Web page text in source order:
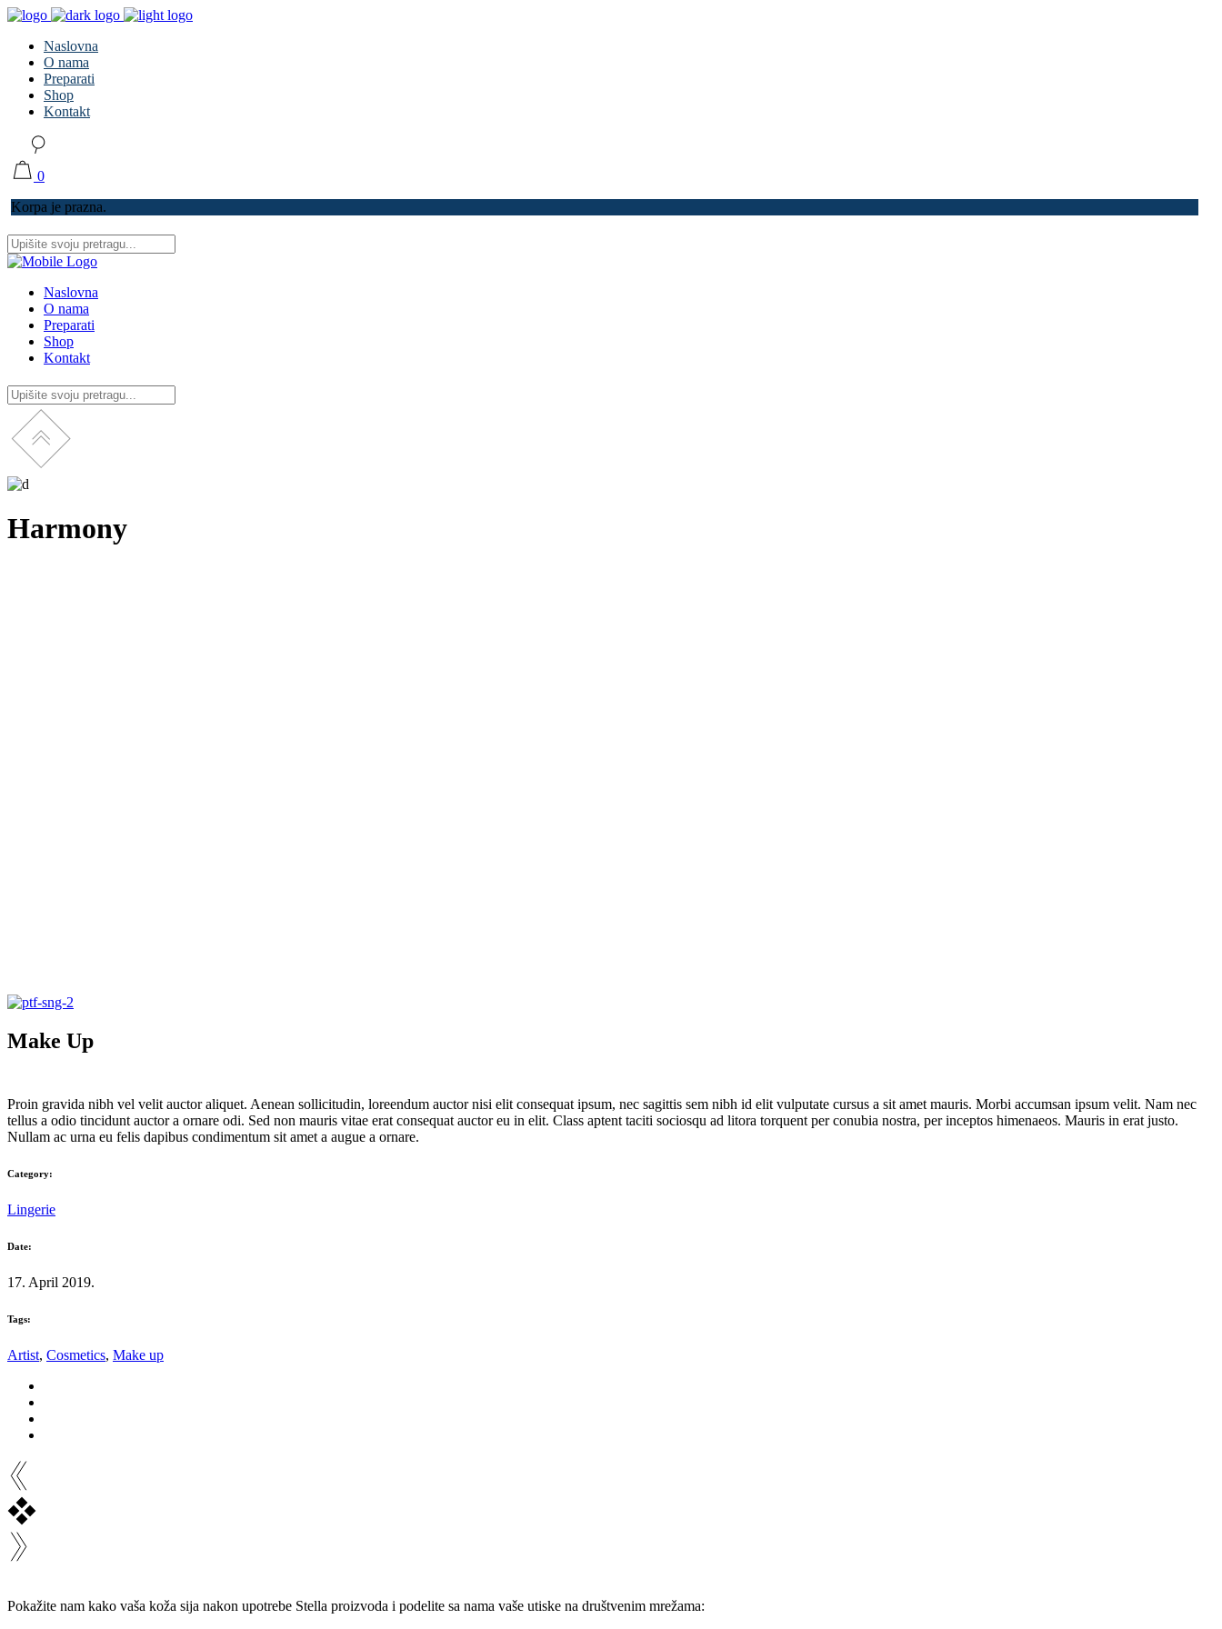
Naslovna
O nama
Preparati
Shop
Kontakt
0
Korpa je prazna.
Naslovna
O nama
Preparati
Shop
Kontakt
Harmony
Make Up
Proin gravida nibh vel velit auctor aliquet. Aenean sollicitudin, loreendum auctor nisi elit consequat ipsum, nec sagittis sem nibh id elit vulputate cursus a sit amet mauris. Morbi accumsan ipsum velit. Nam nec
tellus a odio tincidunt auctor a ornare odi. Sed non mauris vitae erat consequat auctor eu in elit. Class aptent taciti sociosqu ad litora torquent per conubia nostra, per inceptos himenaeos. Mauris in erat justo.
Nullam ac urna eu felis dapibus condimentum sit amet a augue a ornare.
Category:
Lingerie
Date:
17. April 2019.
Tags:
Artist, Cosmetics, Make up
Pokažite nam kako vaša koža sija nakon upotrebe Stella proizvoda i podelite sa nama vaše utiske na društvenim mrežama: